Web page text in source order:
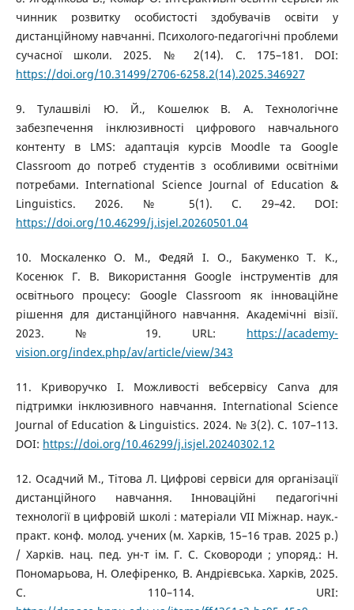
чинник розвитку особистості здобувачів освіти у
дистанційному навчанні. Психолого-педагогічні проблеми
сучасної школи. 2025. № 2(14). С. 175–181. DOI:
https://doi.org/10.31499/2706-6258.2(14).2025.346927
9. Тулашвілі Ю. Й., Кошелюк В. А. Технологічне
забезпечення інклюзивності цифрового навчального
контенту в LMS: адаптація курсів Moodle та Google
Classroom до потреб студентів з особливими освітніми
потребами. International Science Journal of Education &
Linguistics. 2026. № 5(1). С. 29–42. DOI:
https://doi.org/10.46299/j.isjel.20260501.04
10. Москаленко О. М., Федяй І. О., Бакуменко Т. К.,
Косенюк Г. В. Використання Google інструментів для
освітнього процесу: Google Classroom як інноваційне
рішення для дистанційного навчання. Академічні візії.
2023. № 19. URL: https://academy-
vision.org/index.php/av/article/view/343
11. Криворучко І. Можливості вебсервісу Canva для
підтримки інклюзивного навчання. International Science
Journal of Education & Linguistics. 2024. № 3(2). С. 107–113.
DOI: https://doi.org/10.46299/j.isjel.20240302.12
12. Осадчий М., Тітова Л. Цифрові сервіси для організації
дистанційного навчання. Інноваційні педагогічні
технології в цифровій школі : матеріали VІІ Міжнар. наук.-
практ. конф. молод. учених (м. Харків, 15–16 трав. 2025 р.)
/ Харків. нац. пед. ун-т ім. Г. С. Сковороди ; упоряд.: Н.
Пономарьова, Н. Олефіренко, В. Андрієвська. Харків, 2025.
С. 110–114. URI: